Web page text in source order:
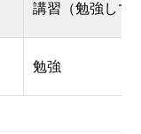
講習（勉強して
勉強